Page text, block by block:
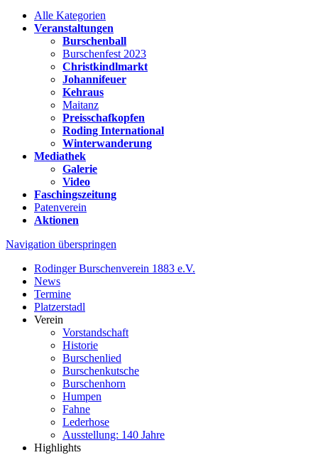
Alle Kategorien
Veranstaltungen
Burschenball
Burschenfest 2023
Christkindlmarkt
Johannifeuer
Kehraus
Maitanz
Preisschafkopfen
Roding International
Winterwanderung
Mediathek
Galerie
Video
Faschingszeitung
Patenverein
Aktionen
Navigation überspringen
Rodinger Burschenverein 1883 e.V.
News
Termine
Platzerstadl
Verein
Vorstandschaft
Historie
Burschenlied
Burschenkutsche
Burschenhorn
Humpen
Fahne
Lederhose
Ausstellung: 140 Jahre
Highlights